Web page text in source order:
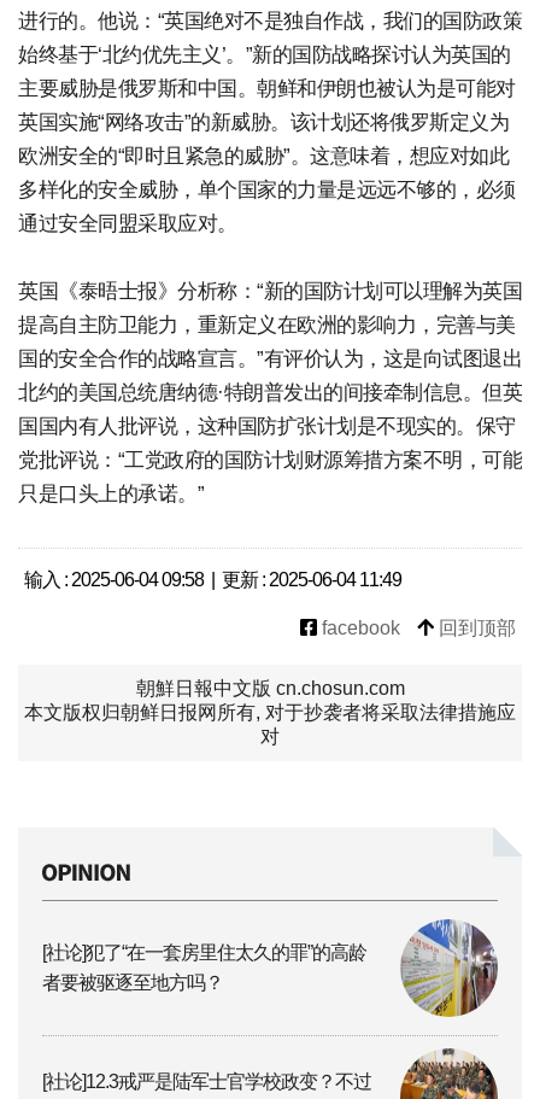
进行的。他说：“英国绝对不是独自作战，我们的国防政策
始终基于‘北约优先主义’。”新的国防战略探讨认为英国的
主要威胁是俄罗斯和中国。朝鲜和伊朗也被认为是可能对
英国实施“网络攻击”的新威胁。该计划还将俄罗斯定义为
欧洲安全的“即时且紧急的威胁”。这意味着，想应对如此
多样化的安全威胁，单个国家的力量是远远不够的，必须
通过安全同盟采取应对。
英国《泰晤士报》分析称：“新的国防计划可以理解为英国
提高自主防卫能力，重新定义在欧洲的影响力，完善与美
国的安全合作的战略宣言。”有评价认为，这是向试图退出
北约的美国总统唐纳德·特朗普发出的间接牵制信息。但英
国国内有人批评说，这种国防扩张计划是不现实的。保守
党批评说：“工党政府的国防计划财源筹措方案不明，可能
只是口头上的承诺。”
输入 : 2025-06-04 09:58 | 更新 : 2025-06-04 11:49
facebook 回到顶部
朝鮮日報中文版 cn.chosun.com
本文版权归朝鲜日报网所有, 对于抄袭者将采取法律措施应
对
[社论]犯了“在一套房里住太久的罪”的高龄
者要被驱逐至地方吗？
[社论]12.3戒严是陆军士官学校政变？不过